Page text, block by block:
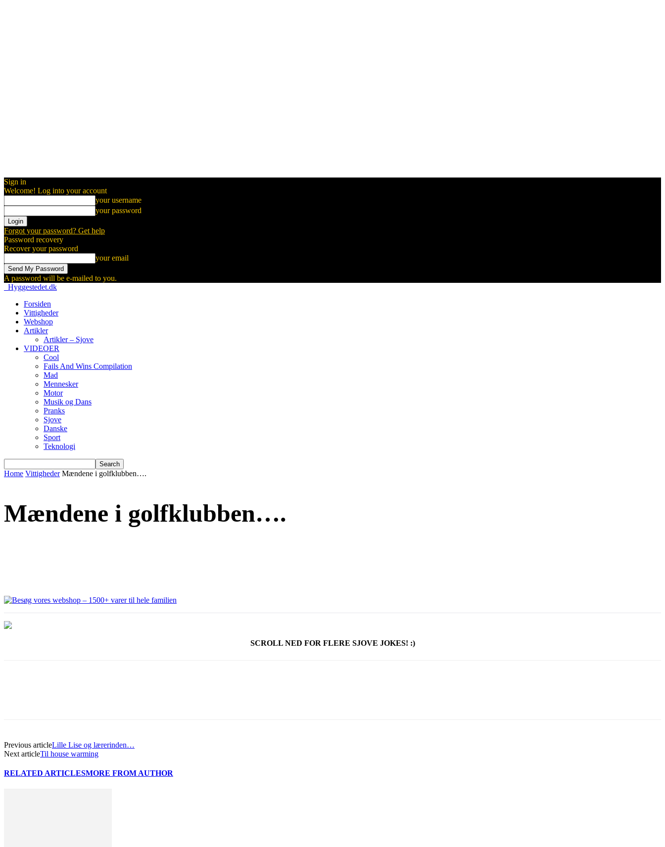
Sign in
Welcome! Log into your account
your username
your password
Forgot your password? Get help
Password recovery
Recover your password
your email
A password will be e-mailed to you.
Hyggestedet.dk
Forsiden
Vittigheder
Webshop
Artikler
Artikler – Sjove
VIDEOER
Cool
Fails And Wins Compilation
Mad
Mennesker
Motor
Musik og Dans
Pranks
Sjove
Danske
Sport
Teknologi
Home Vittigheder Mændene i golfklubben….
Mændene i golfklubben….
SCROLL NED FOR FLERE SJOVE JOKES! :)
Previous articleLille Lise og lærerinden…
Next articleTil house warming
RELATED ARTICLESMORE FROM AUTHOR